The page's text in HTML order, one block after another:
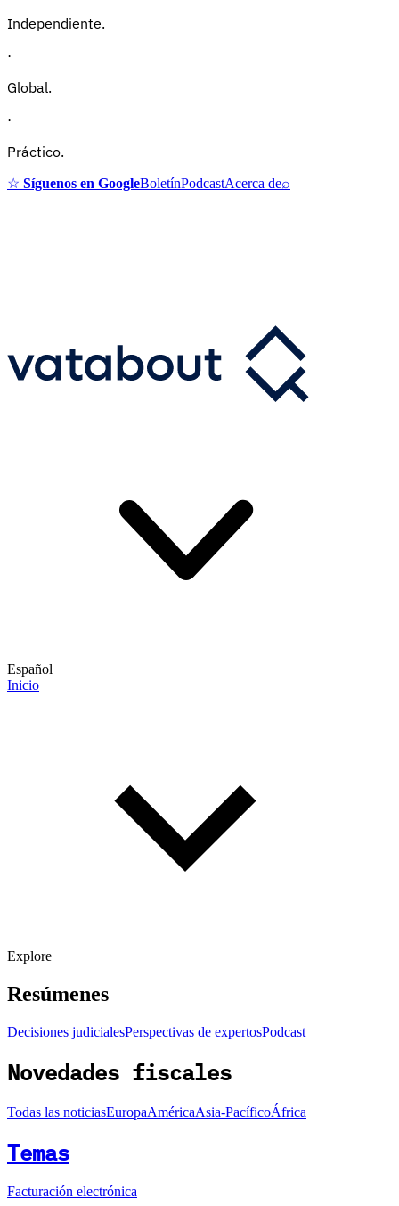
Independiente.
·
Global.
·
Práctico.
☆ Síguenos en GoogleBoletínPodcastAcerca de⌕
Español
Inicio
Explore
Resúmenes
Decisiones judicialesPerspectivas de expertosPodcast
Novedades fiscales
Todas las noticiasEuropaAméricaAsia-PacíficoÁfrica
Temas
Facturación electrónica